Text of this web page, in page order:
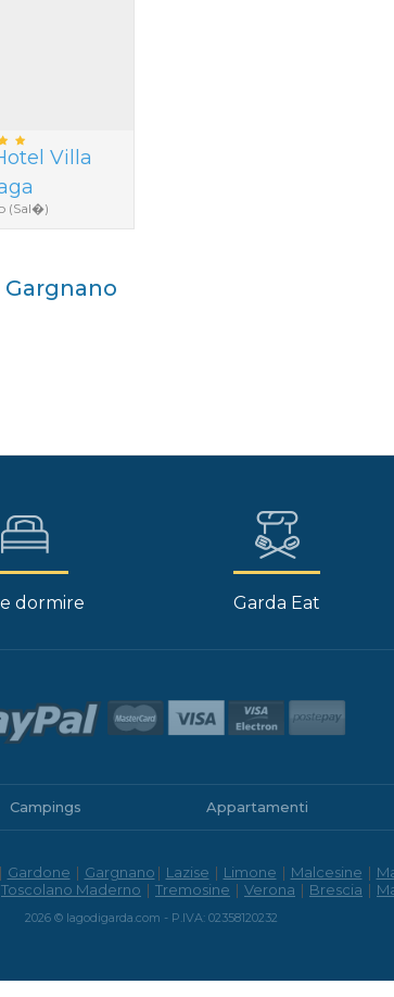
Villa
(Sal�)
dormire Garda Eat
Campings Appartamenti
| Gardone | Gargnano | Lazise | Limone | Malcesine |
Toscolano Maderno | Tremosine | Verona | Brescia |
2026 © lagodigarda.com - P.IVA: 02358120232